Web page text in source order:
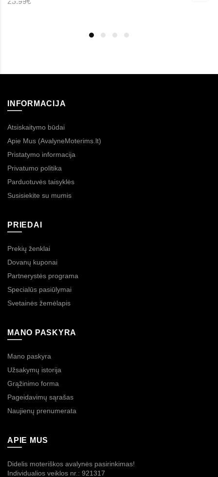
INFORMACIJA
Atsiskaitymo būdai
Apie Mus (AvalyneMoterims.lt)
Pristatymo informacija
Privatumo politika
Parduotuvės taisyklės
Susisiekite su mumis
PRIEDAI
Prekių ženklai
Dovanų kuponai
Partnerystės programa
Specialūs pasiūlymai
Svetainės žemėlapis
MANO PASKYRA
Mano paskyra
Užsakymų istorija
Grąžinimo forma
Pageidavimų sąrašas
Naujienų prenumerata
APIE MUS
Didelis moteriškos avalynės pasirinkimas!
Individualios veiklos nr.: 921317